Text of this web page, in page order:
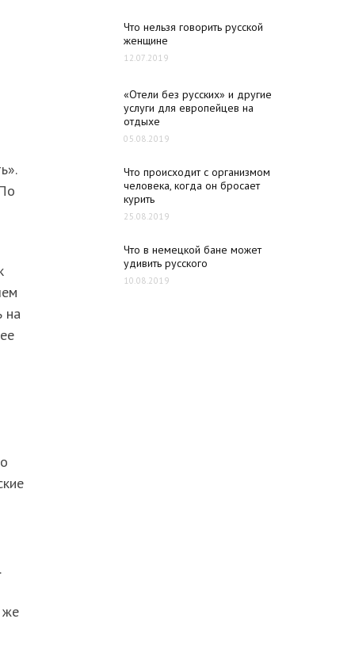
на
же
Что нельзя говорить русской
женщине
12.07.2019
«Отели без русских» и другие
услуги для европейцев на
отдыхе
05.08.2019
Что происходит с организмом
человека, когда он бросает
курить
25.08.2019
Что в немецкой бане может
удивить русского
10.08.2019